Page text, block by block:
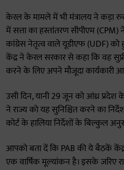
केरल के मामले में भी मंत्रालय ने कड़ा
में सत्ता का हस्तांतरण सीपीएम
कांग्रेस नेतृत्व वाले यूडीएफ (UDF)
केंद्र ने केरल सरकार से कहा कि वह
करने के लिए अपने मौजूदा कार्यकारी
उसी दिन, यानी 29 जून को आंध्र
ने राज्य को यह सुनिश्चित करने का
कोर्ट के हालिया निर्देशों के बिल्कुल
आपको बता दें कि PAB की ये बैठकें केंद्र
एक वार्षिक मूल्यांकन है। इसके जरिए